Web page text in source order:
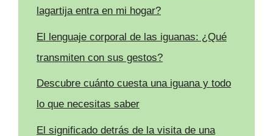
lagartija entra en mi hogar?
El lenguaje corporal de las iguanas: ¿Qué
transmiten con sus gestos?
Descubre cuánto cuesta una iguana y todo
lo que necesitas saber
El significado detrás de la visita de una